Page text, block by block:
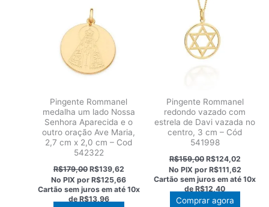
Pingente Rommanel
medalha um lado Nossa
Senhora Aparecida e o
outro oração Ave Maria,
2,7 cm x 2,0 cm – Cod
542322
R$179,00 O
preço
original
era:
R$179,00.
R$139,62O
preço
atual
é:
R$139,62.
No PIX porR$125,66
Cartão sem juros em até 10x
deR$13,96
Pingente Rommanel
redondo vazado com
estrela de Davi vazada no
centro, 3 cm – Cód
541998
R$159,00 O
preço
original
era:
R$159,00.
R$124,02O
preço
atual
é:
No PIX por R$111,62
Cartão sem juros em até10x
de R$12,40
Comprar agora